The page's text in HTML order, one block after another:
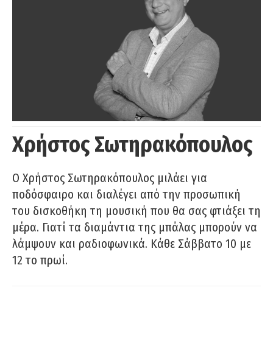
Χρήστος Σωτηρακόπουλος
Ο Χρήστος Σωτηρακόπουλος μιλάει για
ποδόσφαιρο και διαλέγει από την προσωπική
του δισκοθήκη τη μουσική που θα σας φτιάξει τη
μέρα. Γιατί τα διαμάντια της μπάλας μπορούν να
λάμψουν και ραδιοφωνικά. Κάθε Σάββατο 10 με
12 το πρωί.